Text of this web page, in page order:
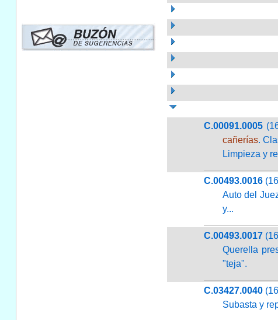
C.00091.0005
cañerías.
Limpieza y
C.00493.0016
Auto del
y...
C.00493.0017
Querella
"teja".
C.03427.0040
Subasta y